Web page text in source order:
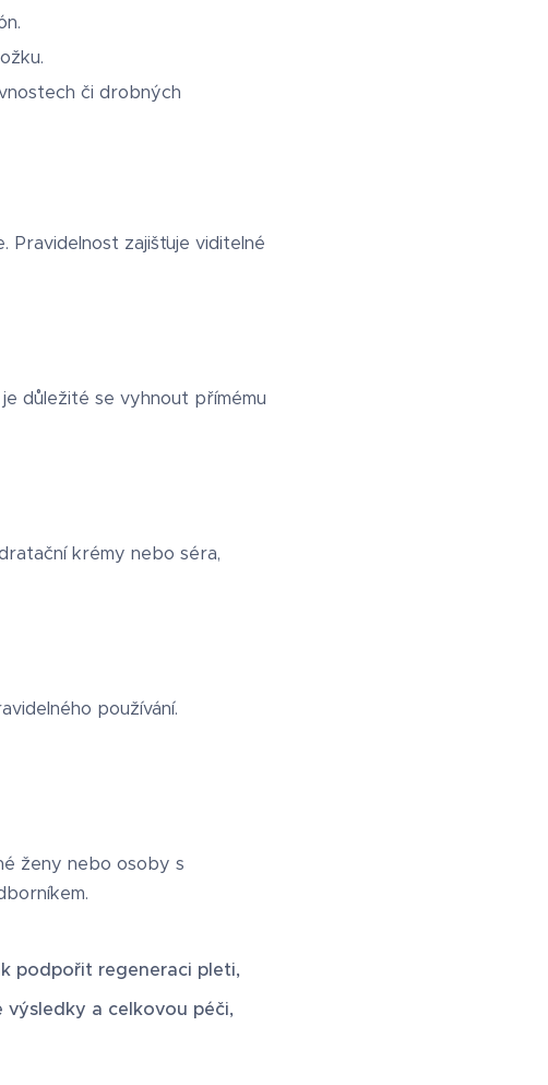
či drobných
zajišťuje viditelné
důležité se vyhnout přímému
krémy nebo séra,
používání.
ženy nebo osoby s
podpořit regeneraci pleti,
a celkovou péči,